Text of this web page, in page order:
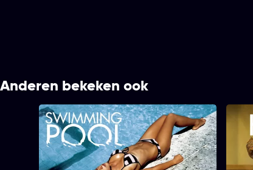
Anderen bekeken ook
Swimming Pool